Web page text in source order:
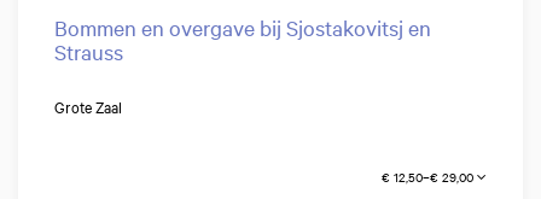
Bommen en overgave bij Sjostakovitsj en
Strauss
Grote Zaal
€ 12,50–€ 29,00